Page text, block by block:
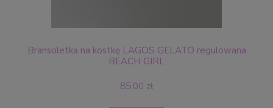
Bransoletka na kostkę LAGOS GELATO regulowana
BEACH GIRL
85,00 zł